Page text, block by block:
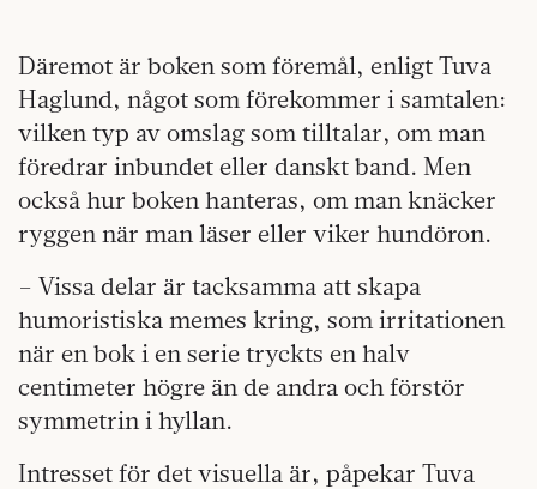
Däremot är boken som föremål, enligt Tuva
Haglund, något som förekommer i samtalen:
vilken typ av omslag som tilltalar, om man
föredrar inbundet eller danskt band. Men
också hur boken hanteras, om man knäcker
ryggen när man läser eller viker hundöron.
– Vissa delar är tacksamma att skapa
humoristiska memes kring, som irritationen
när en bok i en serie tryckts en halv
centimeter högre än de andra och förstör
symmetrin i hyllan.
Intresset för det visuella är, påpekar Tuva